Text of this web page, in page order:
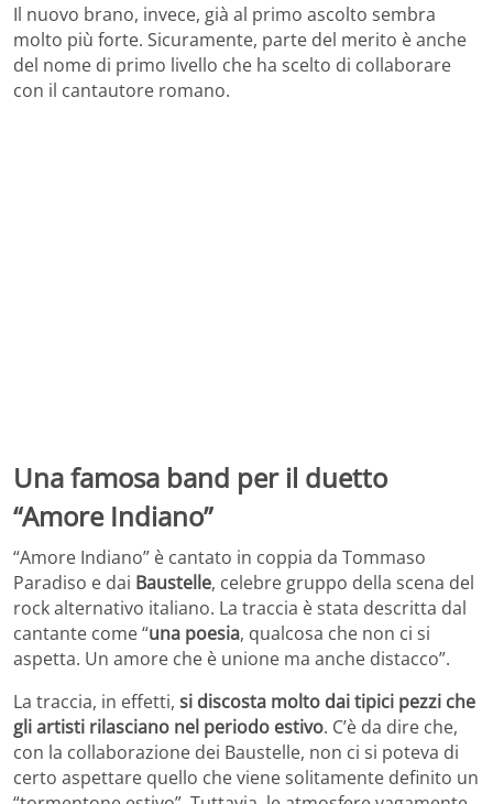
Il nuovo brano, invece, già al primo ascolto sembra
molto più forte. Sicuramente, parte del merito è anche
del nome di primo livello che ha scelto di collaborare
con il cantautore romano.
Una famosa band per il duetto
“Amore Indiano”
“Amore Indiano” è cantato in coppia da Tommaso
Paradiso e dai Baustelle, celebre gruppo della scena del
rock alternativo italiano. La traccia è stata descritta dal
cantante come “una poesia, qualcosa che non ci si
aspetta. Un amore che è unione ma anche distacco”.
La traccia, in effetti, si discosta molto dai tipici pezzi che
gli artisti rilasciano nel periodo estivo. C’è da dire che,
con la collaborazione dei Baustelle, non ci si poteva di
certo aspettare quello che viene solitamente definito un